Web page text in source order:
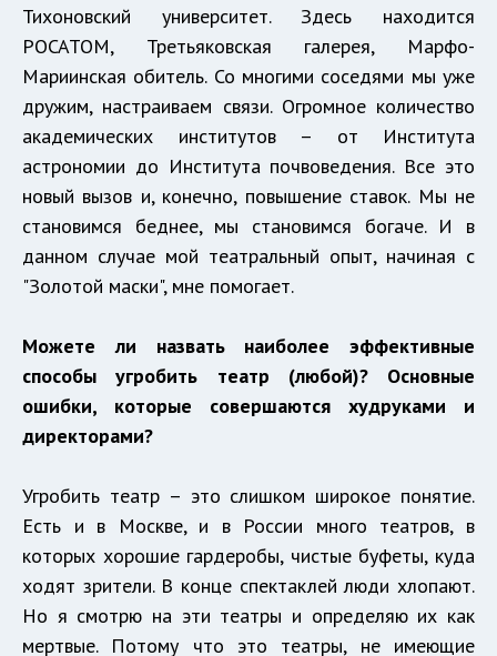
Тихоновский университет. Здесь находится
РОСАТОМ, Третьяковская галерея, Марфо-
Мариинская обитель. Со многими соседями мы уже
дружим, настраиваем связи. Огромное количество
академических институтов – от Института
астрономии до Института почвоведения. Все это
новый вызов и, конечно, повышение ставок. Мы не
становимся беднее, мы становимся богаче. И в
данном случае мой театральный опыт, начиная с
"Золотой маски", мне помогает.
Можете ли назвать наиболее эффективные
способы угробить театр (любой)? Основные
ошибки, которые совершаются худруками и
директорами?
Угробить театр – это слишком широкое понятие.
Есть и в Москве, и в России много театров, в
которых хорошие гардеробы, чистые буфеты, куда
ходят зрители. В конце спектаклей люди хлопают.
Но я смотрю на эти театры и определяю их как
мертвые. Потому что это театры, не имеющие